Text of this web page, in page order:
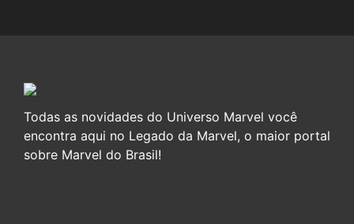
Todas as novidades do Universo Marvel você
encontra aqui no Legado da Marvel, o maior portal
sobre Marvel do Brasil!